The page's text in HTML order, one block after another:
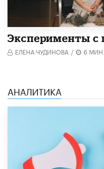
Эксперименты
ЕЛЕНА ЧУДИНОВА / 6 МИН.
АНАЛИТИКА